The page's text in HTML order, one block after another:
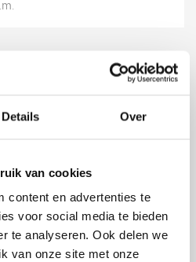
Details Over
van cookies
content en advertenties te
voor social media te bieden
te analyseren. Ook delen we
van onze site met onze